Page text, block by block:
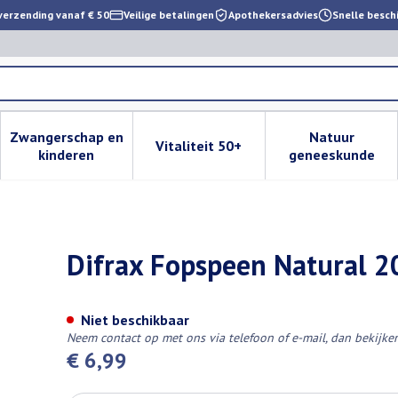
vanaf € 50 Veilige betalingen Apothekersadvies Snelle
verzorging en hygiëne categorie
voor Dieet, voeding en vitamines categorie
Zwangerschap en
kinderenToon submenu voor Zwangerschap en kinderen
Vitaliteit 50+Toon submenu voor Vitaliteit
Natuur
geneeskunde
Toon
Spec.edition Lilac
Difrax Fopspeen Natural
€ 6,99
Niet beschikbaar
Neem contact op met ons via telefoon of e-mail, dan